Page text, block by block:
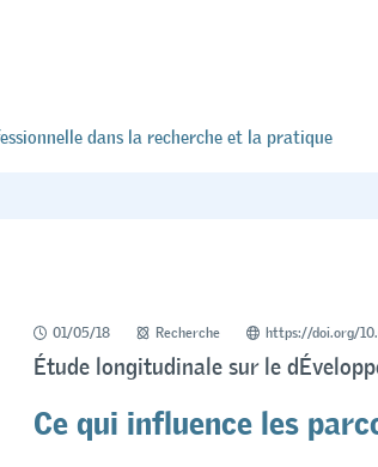
dans la recherche et la pratique
01/05/18 Recherche https://doi.org/
Étude longitudinale sur le
Ce qui influence les